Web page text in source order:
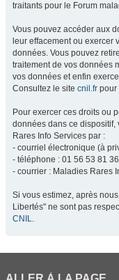
traitants pour le Forum
Vous pouvez accéder aux
leur effacement ou exercer
données. Vous pouvez
traitement de vos données
vos données et enfin
Consultez le site cnil.fr pour
Pour exercer ces droits ou
données dans ce
Rares Info Services par :
- courriel électronique (à
- téléphone : 01 56 53 81
- courrier : Maladies Rares
Si vous estimez, après
Libertés" ne sont pas
CNIL.